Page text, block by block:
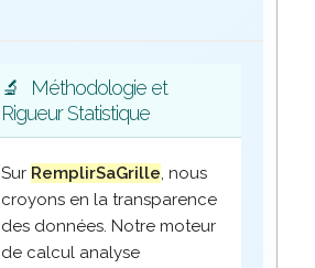
🔬
Méthodologie et
Rigueur Statistique
Sur RemplirSaGrille, nous
croyons en la transparence
des données. Notre moteur
de calcul analyse